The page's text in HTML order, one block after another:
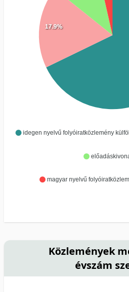
idegen nyelvű folyóiratközlemény
magyar nyelvű
17.9%
Közlemények
évszám